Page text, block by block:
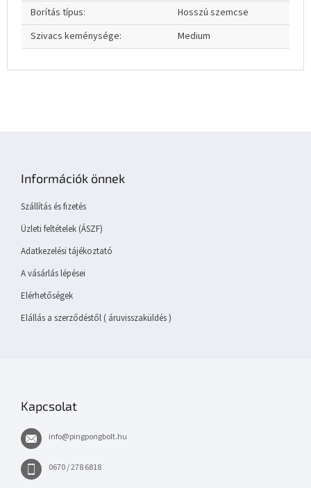
Borítás típus:
Hosszú szemcse
Szivacs keménysége: Medium
Információk önnek
Szállítás és fizetés
Üzleti feltételek (ÁSZF)
Adatkezelési tájékoztató
A vásárlás lépései
Elérhetőségek
Elállás a szerződéstől ( áruvisszaküldés )
Kapcsolat
info@pingpongbolt.hu
0670 / 278 6818